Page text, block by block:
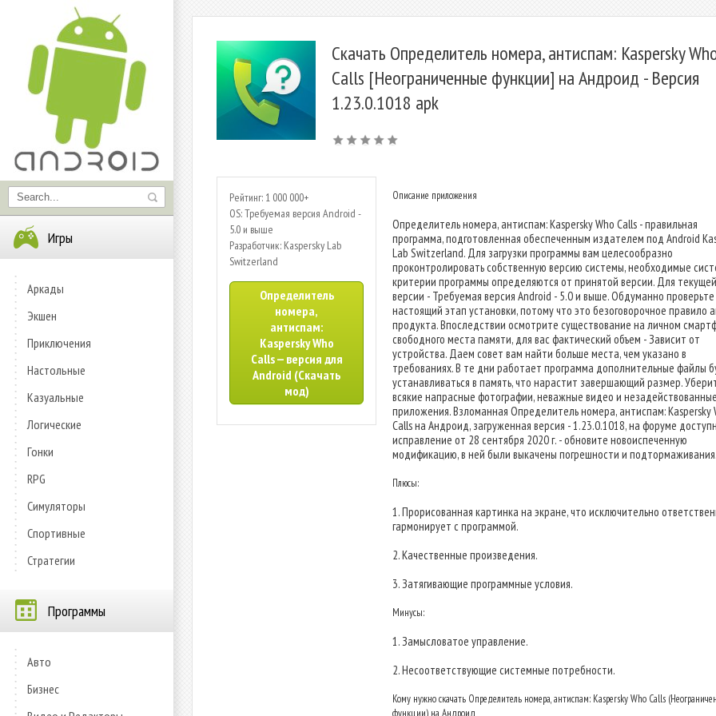
Игры
Аркады
Экшен
Приключения
Настольные
Казуальные
Логические
Гонки
RPG
Симуляторы
Спортивные
Стратегии
Программы
Авто
Бизнес
Скачать Определитель номера, антиспам: Kaspersky
Calls [Неограниченные функции] на Андроид - Версия
1.23.0.1018 apk
Рейтинг: 1 000 000+
OS: Требуемая версия Android -
5.0 и выше
Разработчик: Kaspersky Lab
Switzerland
Определитель
номера,
антиспам:
Kaspersky Who
Calls — версия для
Android (Скачать
мод)
Описание приложения
Определитель номера, антиспам: Kaspersky Who Calls - правильная
программа, подготовленная обеспеченным издателем под Android
Lab Switzerland. Для загрузки программы вам целесообразно
проконтролировать собственную версию системы, необходимые
критерии программы определяются от принятой версии. Для текущей
версии - Требуемая версия Android - 5.0 и выше. Обдуманно проверьте
настоящий этап установки, потому что это безоговорочное правило
продукта. Впоследствии осмотрите существование на личном
свободного места памяти, для вас фактический объем - Зависит от
устройства. Даем совет вам найти больше места, чем указано в
требованиях. В те дни работает программа дополнительные файлы
устанавливаться в память, что нарастит завершающий размер.
всякие напрасные фотографии, неважные видео и незадействованные
приложения. Взломанная Определитель номера, антиспам: Kaspersky
Calls на Андроид, загруженная версия - 1.23.0.1018, на форуме
исправление от 28 сентября 2020 г. - обновите новоиспеченную
модификацию, в ней были выкачены погрешности и подтормаживания.
Плюсы:
1. Прорисованная картинка на экране, что исключительно
гармонирует с программой.
2. Качественные произведения.
3. Затягивающие программные условия.
Минусы:
1. Замысловатое управление.
2. Несоответствующие системные потребности.
Кому нужно скачать Определитель номера, антиспам: Kaspersky Who Calls
функции) на Андроид